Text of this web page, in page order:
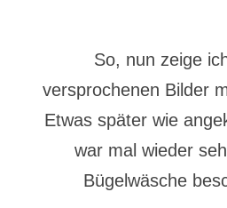
So, nun zeige
versprochenen Bilder
Etwas später wie
war mal wieder
Bügelwäsche